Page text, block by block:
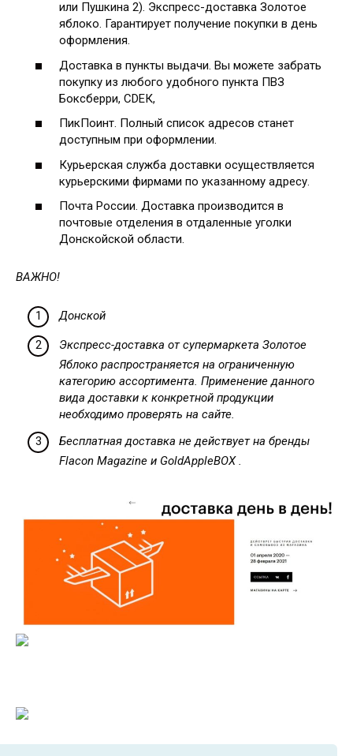
или Пушкина 2). Экспресс-доставка Золотое
яблоко. Гарантирует получение покупки в день
оформления.
Доставка в пункты выдачи. Вы можете забрать
покупку из любого удобного пункта ПВЗ
Боксберри, СDЕК,
ПикПоинт. Полный список адресов станет
доступным при оформлении.
Курьерская служба доставки осуществляется
курьерскими фирмами по указанному адресу.
Почта России. Доставка производится в
почтовые отделения в отдаленные уголки
Донскойской области.
ВАЖНО!
Донской
Экспресс-доставка от супермаркета Золотое
Яблоко распространяется на ограниченную
категорию ассортимента. Применение данного
вида доставки к конкретной продукции
необходимо проверять на сайте.
Бесплатная доставка не действует на бренды
Flacon Magazine и GoldAppleBOX .